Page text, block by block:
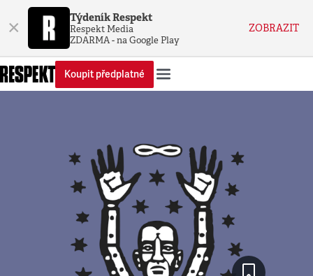
× Týdeník Respekt
Respekt Media
ZDARMA - na Google Play
ZOBRAZIT
Koupit předplatné